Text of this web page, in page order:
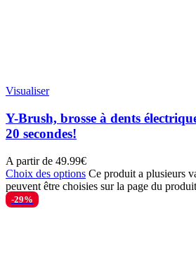
Visualiser
Y-Brush, brosse à dents
20 secondes!
A partir de 49.99€
Choix des options Ce produit a plusieurs
peuvent être choisies sur la page du produit
-29%